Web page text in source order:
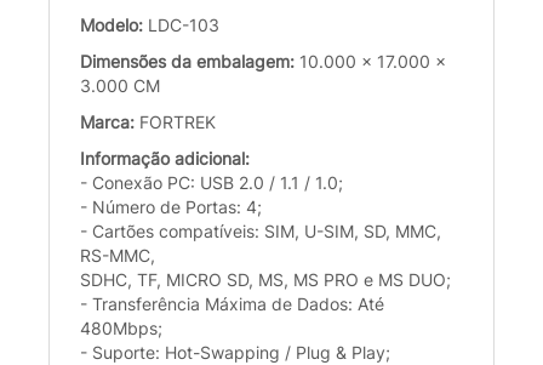
Modelo: LDC-103
Dimensões da embalagem: 10.000 x 17.000 x
3.000 CM
Marca: FORTREK
Informação adicional:
- Conexão PC: USB 2.0 / 1.1 / 1.0;
- Número de Portas: 4;
- Cartões compatíveis: SIM, U-SIM, SD, MMC,
RS-MMC,
SDHC, TF, MICRO SD, MS, MS PRO e MS DUO;
- Transferência Máxima de Dados: Até
480Mbps;
- Suporte: Hot-Swapping / Plug & Play;